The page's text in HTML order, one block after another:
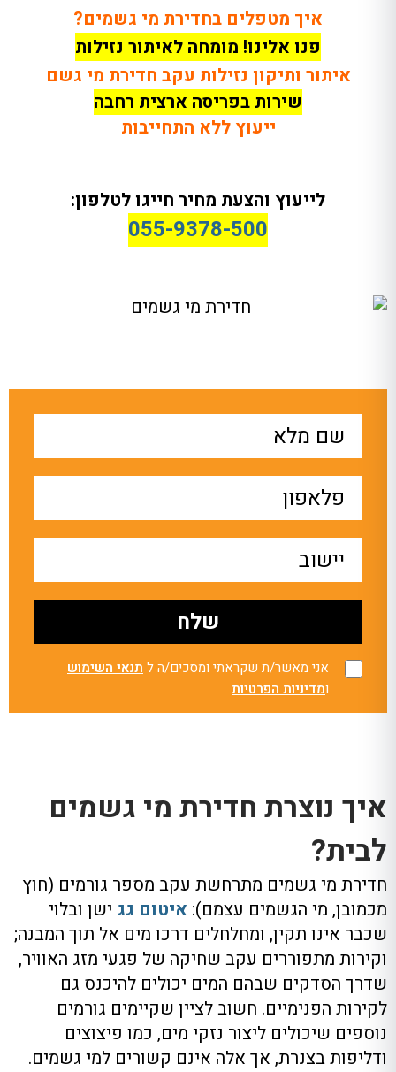
איך מטפלים בחדירת מי גשמים?
פנו אלינו! מומחה לאיתור נזילות
איתור ותיקון נזילות עקב חדירת מי גשם
שירות בפריסה ארצית רחבה
ייעוץ ללא התחייבות
לייעוץ והצעת מחיר חייגו לטלפון:
055-9378-500
אני מאשר/ת שקראתי ומסכים/ה ל תנאי השימוש
ומדיניות הפרטיות
איך נוצרת חדירת מי גשמים
לבית?
חדירת מי גשמים מתרחשת עקב מספר גורמים (חוץ
מכמובן, מי הגשמים עצמם): איטום גג ישן ובלוי
שכבר אינו תקין, ומחלחלים דרכו מים אל תוך המבנה;
וקירות מתפוררים עקב שחיקה של פגעי מזג האוויר,
שדרך הסדקים שבהם המים יכולים להיכנס גם
לקירות הפנימיים. חשוב לציין שקיימים גורמים
נוספים שיכולים ליצור נזקי מים, כמו פיצוצים
ודליפות בצנרת, אך אלה אינם קשורים למי גשמים.